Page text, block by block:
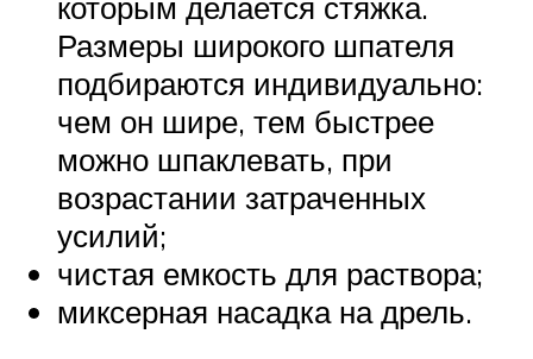
Размеры широкого шпателя
подбираются индивидуально:
чем он шире, тем быстрее
можно шпаклевать, при
возрастании затраченных
усилий;
чистая емкость для раствора;
миксерная насадка на дрель.